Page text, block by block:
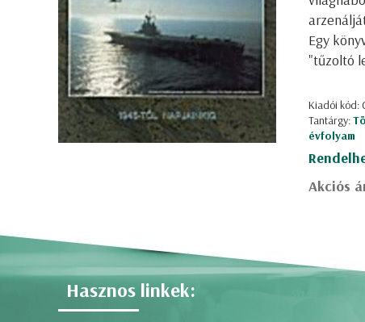
Egy
"tűzoltó
Kiadói kód:
Tantárgy:
évfolyam
Akciós
Hasznos linkek: